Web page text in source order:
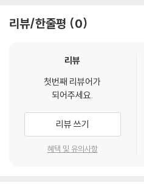
리뷰/한줄평 0
리뷰
첫번째 리뷰어가
되어주세요.
리뷰 쓰기
혜택 및 유의사항